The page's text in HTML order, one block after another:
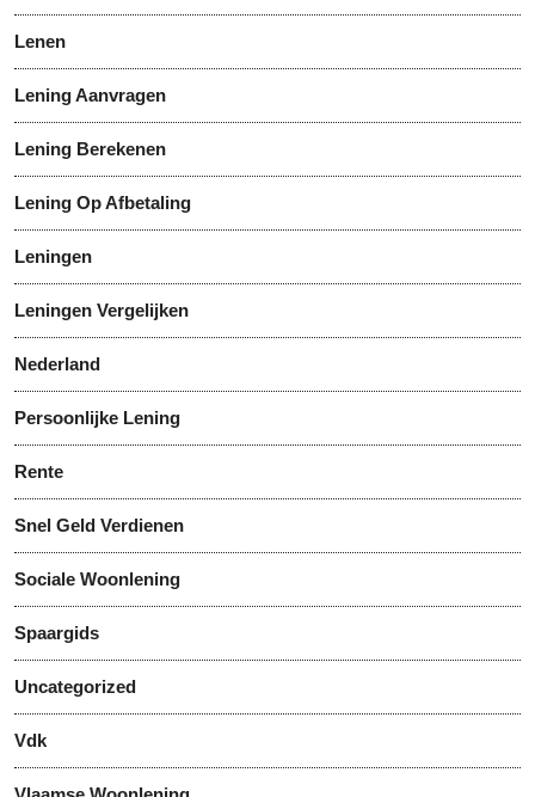
Lenen
Lening Aanvragen
Lening Berekenen
Lening Op Afbetaling
Leningen
Leningen Vergelijken
Nederland
Persoonlijke Lening
Rente
Snel Geld Verdienen
Sociale Woonlening
Spaargids
Uncategorized
Vdk